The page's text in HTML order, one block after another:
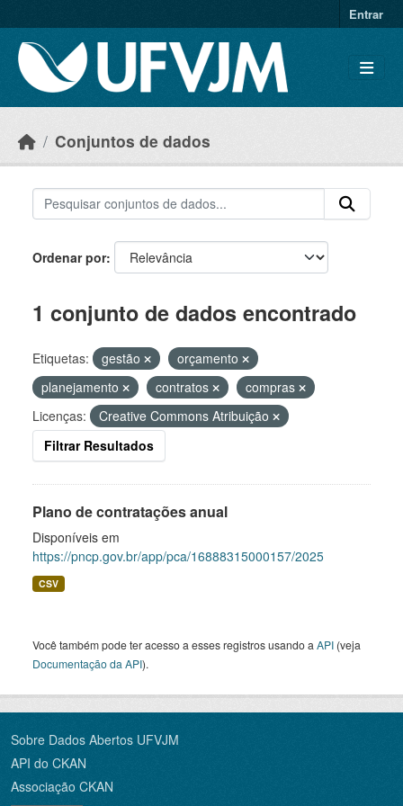
Entrar
Conjuntos de dados
Ordenar por
1 conjunto de dados encontrado
Etiquetas: gestão
orçamento
planejamento
contratos
compras
Licenças:
Creative Commons Atribuição
Filtrar Resultados
Plano de contratações anual
Disponíveis em
https://pncp.gov.br/app/pca/16888315000157/2025
CSV
Você também pode ter acesso a esses registros usando a API (veja
Documentação da API).
Sobre Dados Abertos UFVJM
API do CKAN
Associação CKAN